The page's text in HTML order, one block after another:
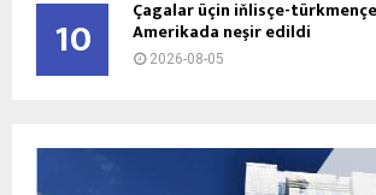
10 Çagalar üçin iňlisçe-
Amerikada neşir edildi
2026-08-05